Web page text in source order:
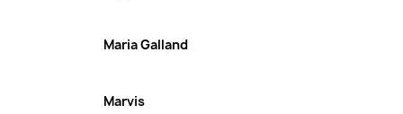
Maria Galland
Marvis